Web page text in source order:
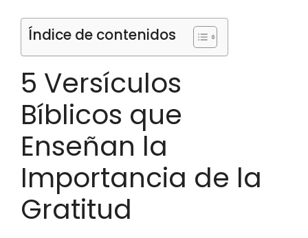
Índice de contenidos
5 Versículos
Bíblicos que
Enseñan la
Importancia de la
Gratitud